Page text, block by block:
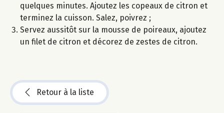
quelques minutes. Ajoutez les copeaux de citron et
terminez la cuisson. Salez, poivrez ;
Servez aussitôt sur la mousse de poireaux, ajoutez
un filet de citron et décorez de zestes de citron.
Retour à la liste